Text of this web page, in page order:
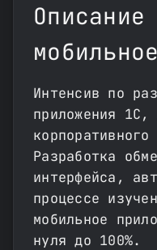
Интенсив по
приложения 1С,
Разработка
интерфейса,
процессе
мобильное
нуля до 100%.